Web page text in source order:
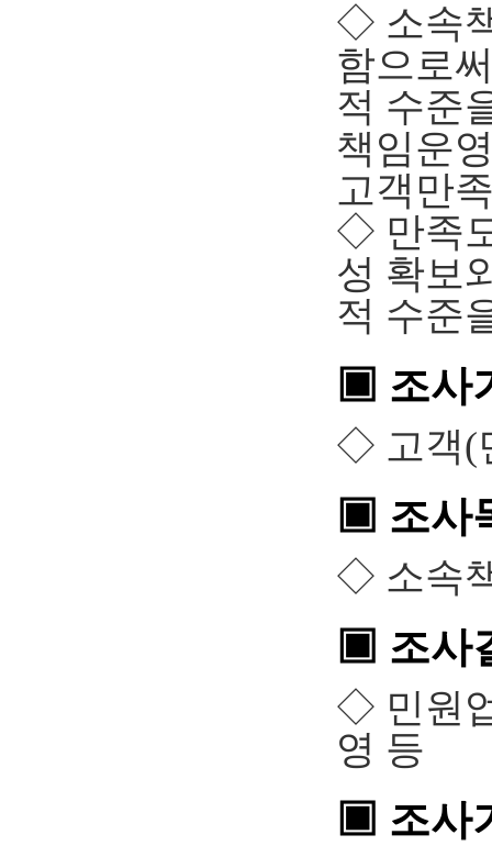
◇ 소속
함으로
적 수준
책임운
고객만
◇ 만족
성 확보
적 수준
▣ 조사
◇ 고객(
▣ 조사
◇ 소속
▣ 조사
◇ 민원
영 등
▣ 조사